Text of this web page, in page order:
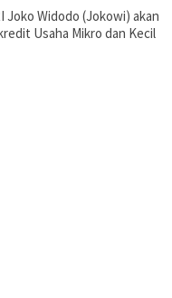
Widodo (Jokowi) akan
Usaha Mikro dan Kecil